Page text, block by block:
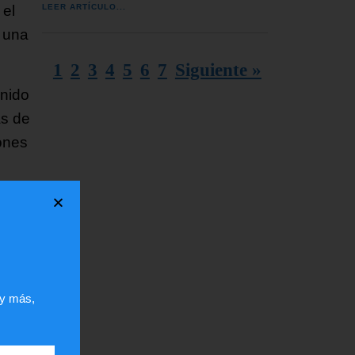
de
el
LEER ARTÍCULO...
1 2 3 4 5 6 7 Siguiente »
más,